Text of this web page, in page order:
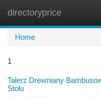
directoryprice
Home
1
Talerz Drewniany
Stołu